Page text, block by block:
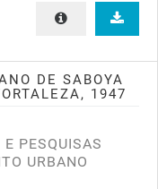
DE SABOYA
1947
E PESQUISAS
URBANO